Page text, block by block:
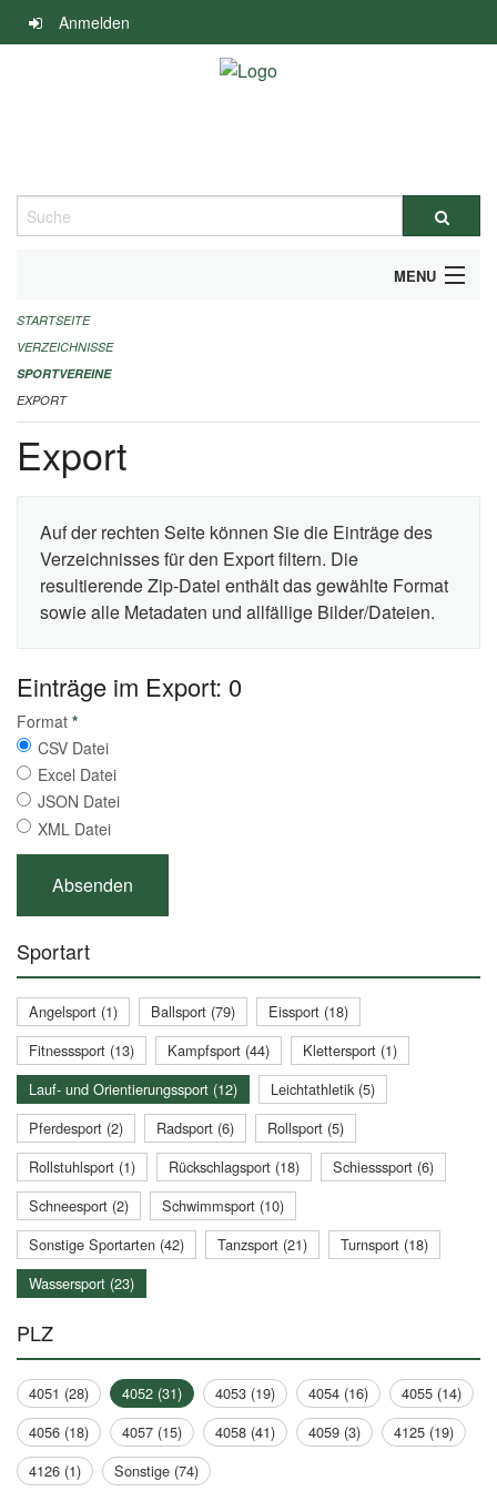
Navigation
überspringen
Anmelden
Suche
MENU
ALLGEMEINE INFORMATIONEN
FINANZIELLE UNTERSTÜTZUNG BENÖTIGT?
KONTAKT
STARTSEITE
VERZEICHNISSE
SPORTVEREINE
EXPORT
Export
Auf der rechten Seite können Sie die Einträge des
Verzeichnisses für den Export filtern. Die
resultierende Zip-Datei enthält das gewählte Format
sowie alle Metadaten und allfällige Bilder/Dateien.
Einträge im Export: 0
Format *
CSV Datei
Excel Datei
JSON Datei
XML Datei
Sportart
Angelsport (1) Ballsport (79)
Eissport (18)
Fitnesssport (13)
Kampfsport (44)
Klettersport (1)
Lauf- und Orientierungssport (12)
Leichtathletik (5)
Pferdesport (2)
Radsport (6)
Rollsport (5)
Rollstuhlsport (1)
Rückschlagsport (18)
Schiesssport (6)
Schneesport (2)
Schwimmsport (10)
Sonstige Sportarten (42)
Tanzsport (21)
Turnsport (18)
Wassersport (23)
PLZ
4051 (28) 4052 (31) 4053 (19) 4054 (16)
4055 (14)
4056 (18)
4057 (15) 4058 (41) 4059 (3)
4125 (19)
4126 (1)
Sonstige (74)